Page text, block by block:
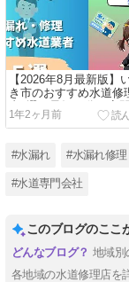
【2026年8月最新版】
き市のおすすめ水道修
者4選！最短20分＆夜間
応もOK！
1年2ヶ月前
#水漏れ #水漏れ修理
#水道専門会社
このブログのここ
地域別
各地域の水道修理店を